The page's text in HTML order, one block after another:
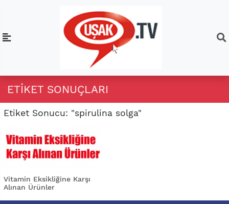
ETIKET SONUÇLARI
Etiket Sonucu: "spirulina solga"
Vitamin Eksikliğine Karşı
Alınan Ürünler